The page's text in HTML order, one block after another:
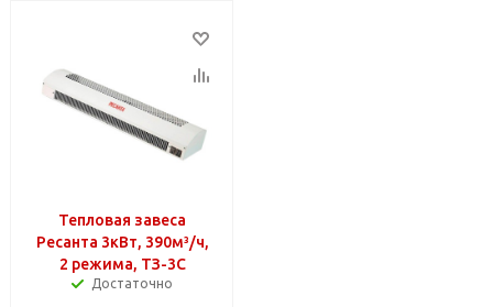
Тепловая завеса
Ресанта 3кВт, 390м³/ч,
2 режима, ТЗ-3С
Достаточно